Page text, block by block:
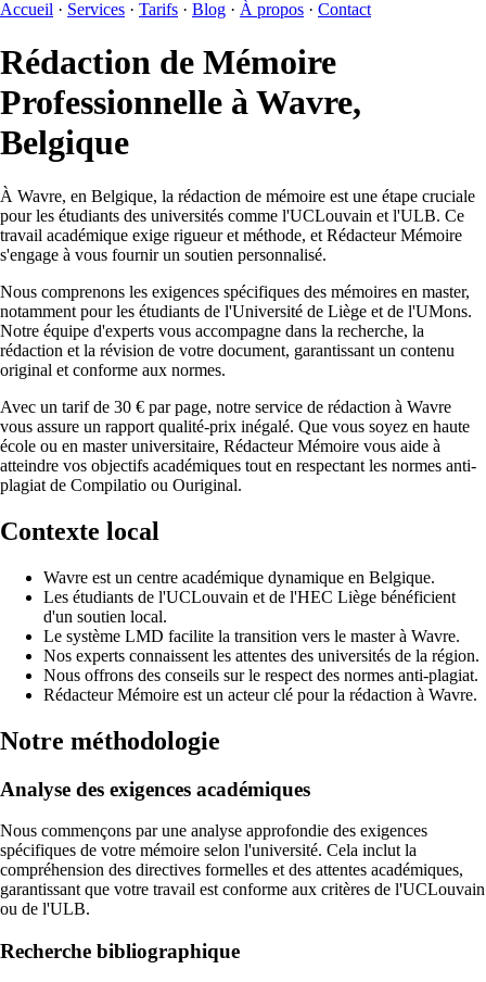
Accueil · Services · Tarifs · Blog · À propos · Contact
Rédaction de Mémoire
Professionnelle à Wavre,
Belgique
À Wavre, en Belgique, la rédaction de mémoire est une étape cruciale
pour les étudiants des universités comme l'UCLouvain et l'ULB. Ce
travail académique exige rigueur et méthode, et Rédacteur Mémoire
s'engage à vous fournir un soutien personnalisé.
Nous comprenons les exigences spécifiques des mémoires en master,
notamment pour les étudiants de l'Université de Liège et de l'UMons.
Notre équipe d'experts vous accompagne dans la recherche, la
rédaction et la révision de votre document, garantissant un contenu
original et conforme aux normes.
Avec un tarif de 30 € par page, notre service de rédaction à Wavre
vous assure un rapport qualité-prix inégalé. Que vous soyez en haute
école ou en master universitaire, Rédacteur Mémoire vous aide à
atteindre vos objectifs académiques tout en respectant les normes anti-
plagiat de Compilatio ou Ouriginal.
Contexte local
Wavre est un centre académique dynamique en Belgique.
Les étudiants de l'UCLouvain et de l'HEC Liège bénéficient
d'un soutien local.
Le système LMD facilite la transition vers le master à Wavre.
Nos experts connaissent les attentes des universités de la région.
Nous offrons des conseils sur le respect des normes anti-plagiat.
Rédacteur Mémoire est un acteur clé pour la rédaction à Wavre.
Notre méthodologie
Analyse des exigences académiques
Nous commençons par une analyse approfondie des exigences
spécifiques de votre mémoire selon l'université. Cela inclut la
compréhension des directives formelles et des attentes académiques,
garantissant que votre travail est conforme aux critères de l'UCLouvain
ou de l'ULB.
Recherche bibliographique